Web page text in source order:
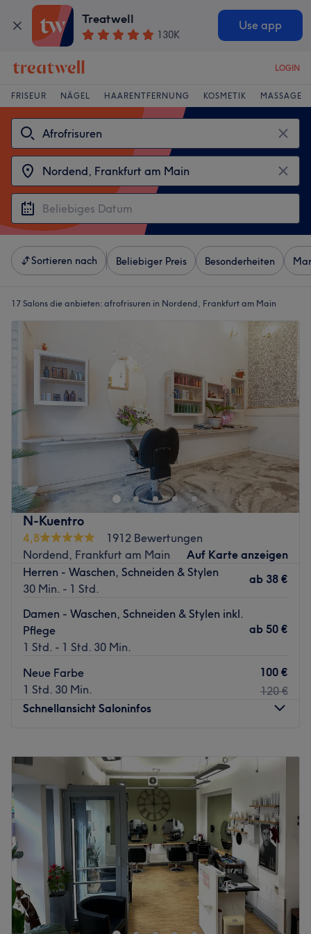
Treatwell
130K
Use app
LOGIN
FRISEUR NÄGEL HAARENTFERNUNG KOSMETIK MASSAGE
Sortieren nach Beliebiger Preis Besonderheiten
17 Salons die anbieten: afrofrisuren in Nordend, Frankfurt am Main
N-Kuentro
4,8
1912 Bewertungen
Nordend, Frankfurt am Main
Auf Karte anzeigen
Herren - Waschen, Schneiden & Stylen
30 Min. - 1 Std.
ab 38 €
Damen - Waschen, Schneiden & Stylen inkl.
Pflege
1 Std. - 1 Std. 30 Min.
ab 50 €
Neue Farbe
1 Std. 30 Min.
100 €
120 €
Schnellansicht Saloninfos
Dienstag
11:00
11:00
Donnerstag
11:00
19:00
Freitag
11:00–19:00
Samstag
11:00–18:00
Sonntag
Geschlossen
"Begegnung" - das ist die Übersetzung von N-Kuentro,
dem Namen des Friseursalons in Frankfurt-Nordend. Und
hier begegnest du deinem persönlichen Top-Friseur!
Überzeug dich selbst! Deine Wunschfrisur ist nur wenige